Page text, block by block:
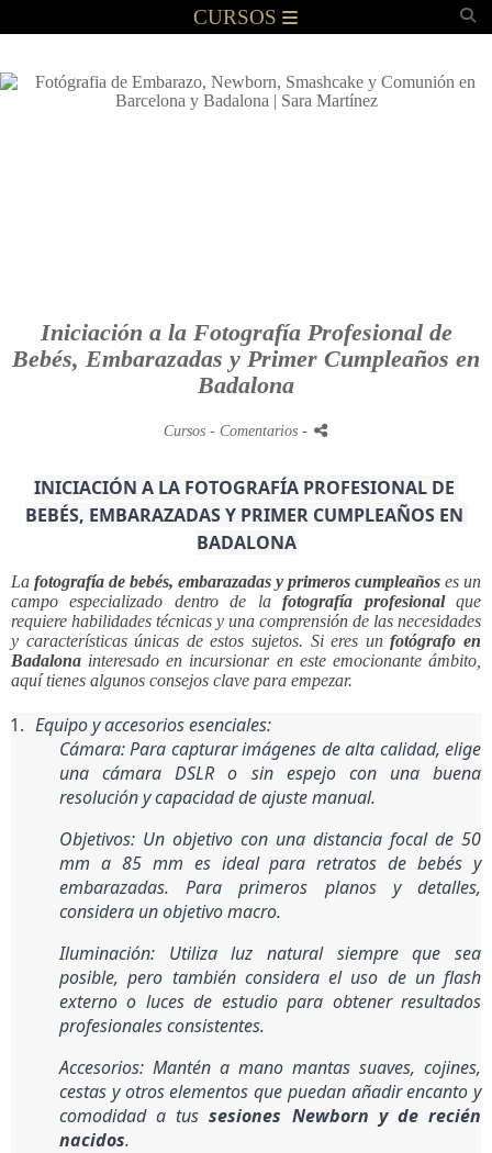
CURSOS
Iniciación a la Fotografía Profesional de
Bebés, Embarazadas y Primer Cumpleaños en
Badalona
Cursos - Comentarios -
INICIACIÓN A LA FOTOGRAFÍA PROFESIONAL DE
BEBÉS, EMBARAZADAS Y PRIMER CUMPLEAÑOS EN
BADALONA
La fotografía de bebés, embarazadas y primeros cumpleaños es un
campo especializado dentro de lafotografía profesionalque
requiere habilidades técnicas y una comprensión de las necesidades
y características únicas de estos sujetos. Si eres unfotógrafo en
Badalona interesado en incursionar en este emocionante ámbito,
aquí tienes algunos consejos clave para empezar.
Equipo y accesorios esenciales:
Cámara: Para capturar imágenes de alta calidad, elige
una cámara DSLR o sin espejo con una buena
resolución y capacidad de ajuste manual.
Objetivos: Un objetivo con una distancia focal de 50
mm a 85 mm es ideal para retratos de bebés y
embarazadas. Para primeros planos y detalles,
considera un objetivo macro.
Iluminación: Utiliza luz natural siempre que sea
posible, pero también considera el uso de un flash
externo o luces de estudio para obtener resultados
profesionales consistentes.
Accesorios: Mantén a mano mantas suaves, cojines,
cestas y otros elementos que puedan añadir encanto y
comodidad a tus sesiones Newborn y de recién
nacidos.